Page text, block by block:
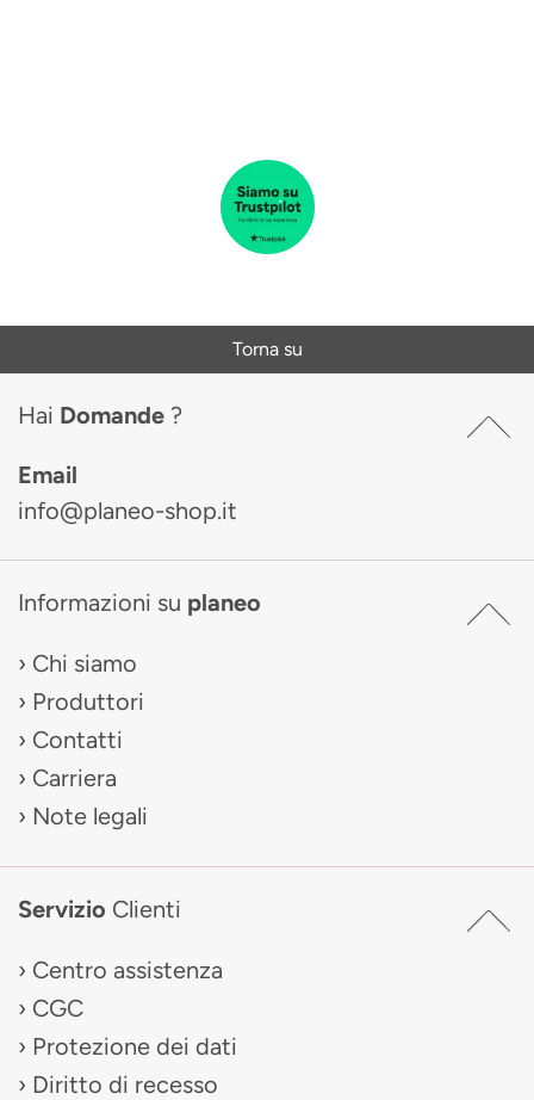
Torna su
Hai Domande ?
Email
info@planeo-shop.it
Informazioni su planeo
Chi siamo
Produttori
Contatti
Carriera
Note legali
Servizio Clienti
Centro assistenza
CGC
Protezione dei dati
Diritto di recesso